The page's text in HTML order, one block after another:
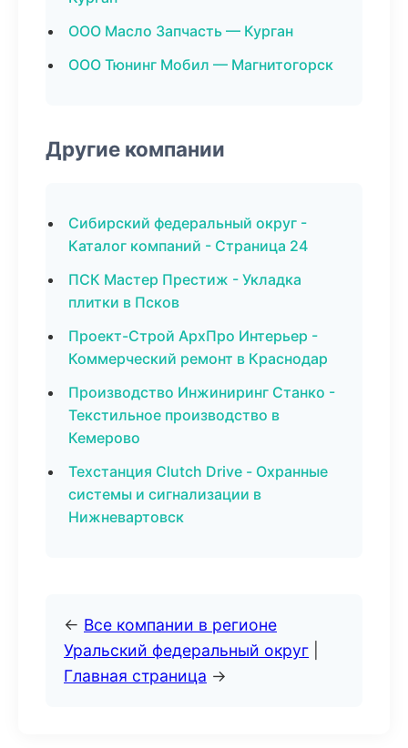
ООО Масло Запчасть — Курган
ООО Тюнинг Мобил — Магнитогорск
Другие компании
Сибирский федеральный округ -
Каталог компаний - Страница 24
ПСК Мастер Престиж - Укладка
плитки в Псков
Проект-Строй АрхПро Интерьер -
Коммерческий ремонт в Краснодар
Производство Инжиниринг Станко -
Текстильное производство в
Кемерово
Техстанция Clutch Drive - Охранные
системы и сигнализации в
Нижневартовск
← Все компании в регионе
Уральский федеральный округ
Главная страница →